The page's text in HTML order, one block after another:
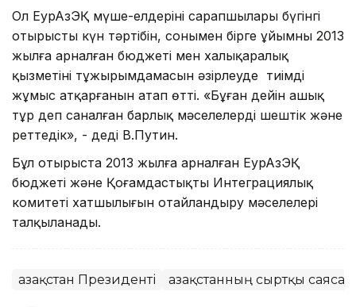
Ол ЕурАзЭҚ мүше-елдерінің сарапшылары бүгінгі
отырыстың күн тәртібін, сонымен бірге ұйымның 2013
жылға арналған бюджеті мен халықаралық
қызметінің тұжырымдамасын әзірлеуде тиімді
жұмыс атқарғанын атап өтті. «Бұған дейін ашық
тұр деп саналған барлық мәселелерді шештік және
реттедік», - деді В.Путин.
Бұл отырыста 2013 жылға арналған ЕурАзЭҚ
бюджеті және Қоғамдастықтың Интеграциялық
комитеті хатшылығын оңтайландыру мәселелері
талқыланады.
Қазақстан Президенті Қазақстанның сыртқы